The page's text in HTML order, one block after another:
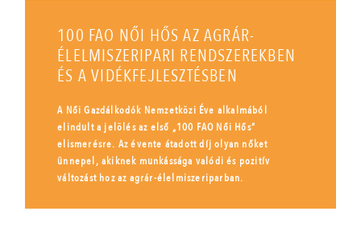
100 FAO NŐI HŐS AZ AGRÁR-
ÉLELMISZERIPARI RENDSZEREKBEN
ÉS A VIDÉKFEJLESZTÉSBEN
A Női Gazdálkodók Nemzetközi Éve alkalmából
elindult a jelölés az első „100 FAO Női Hős”
elismerésre. Az évente átadott díj olyan nőket
ünnepel, akiknek munkássága valódi és pozitív
változást hoz az agrár-élelmiszeriparban.